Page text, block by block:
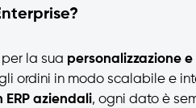
la sua personalizzazione
ordini in modo scalabile e
aziendali, ogni dato è